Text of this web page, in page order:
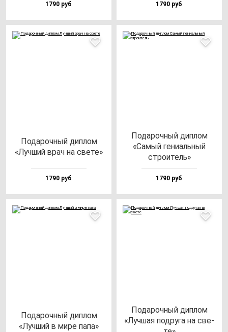
1790 руб 1790 руб
Пода­роч­ный дип­лом
«Луч­ший врач на све­те»
1790 руб
Пода­роч­ный дип­лом
«Самый ге­ни­аль­ный
стро­итель»
1790 руб
Пода­роч­ный дип­лом
«Луч­ший в ми­ре па­па»
Пода­роч­ный дип­лом
«Луч­шая под­ру­га на све­